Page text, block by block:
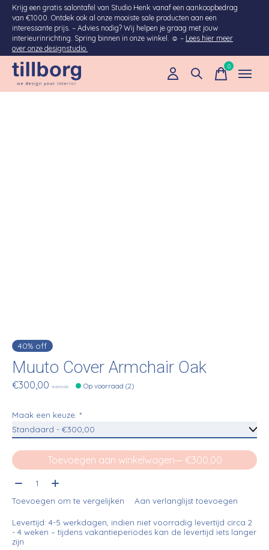
Krijg een gratis salontafel van Studio Henk vanaf een aankoopbedrag
van €1000. Ontdek ook al onze mooiste sale producten aan een
interessante prijs. – Advies nodig? Wij helpen je graag met jouw
interieurinrichting. Spring binnen in onze winkel. ☺ – Lees hier meer
over onze designstudio.
0items
40% off
Muuto Cover Armchair Oak
€300,00 €499,00 Op voorraad (2)
Maak een keuze: *
Toevoegen aan winkelwagen
— €300,00
Aantal:
Toevoegen om te vergelijken Aan verlanglijst toevoegen
Levertijd: 4-5 werkdagen, indien niet voorradig levertijd circa 2
- 4 weken – tijdens vakantieperiodes kan de levertijd iets langer
zijn